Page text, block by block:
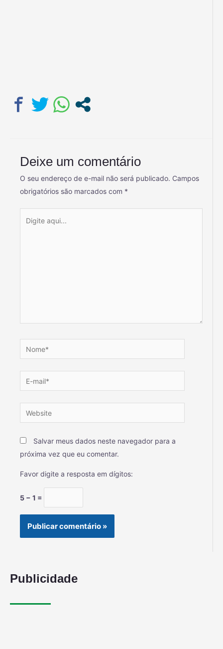
Deixe um comentário
O seu endereço de e-mail não será publicado. Campos
obrigatórios são marcados com *
Salvar meus dados neste navegador para a
próxima vez que eu comentar.
Favor digite a resposta em dígitos:
5 − 1 =
Publicidade